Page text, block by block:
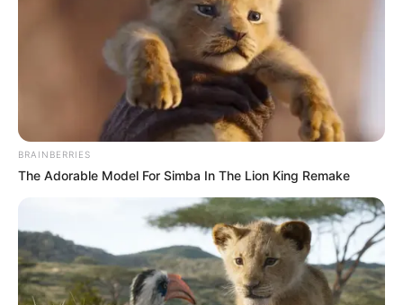
Tous ces pronostics sont sur le logiciel 100 % gratuit
. Vous n’avez plus qu’à les sélectionner
et l’unique et super logiciel du Tiercé Quarté Quinté
du jour en fera la synthèse, ce qui sera peut-être le
meilleur pronostic PMU gagnant.
BRAINBERRIES
The Adorable Model For Simba In The Lion King Remake